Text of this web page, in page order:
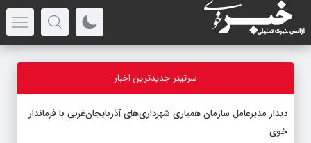
سرتیتر جدیدترین اخبار
دیدار مدیرعامل سازمان همیاری شهرداری‌های آذربایجان‌غربی با فرماندار
خوی